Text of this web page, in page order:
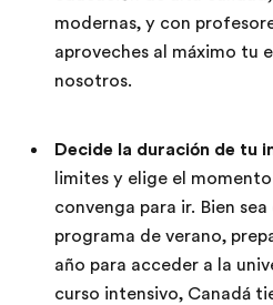
modernas, y con
aproveches al máximo tu
nosotros.
Decide la duración de tu
limites y elige el
convenga para ir. Bien
programa de verano,
año para acceder a la
curso intensivo, Canadá